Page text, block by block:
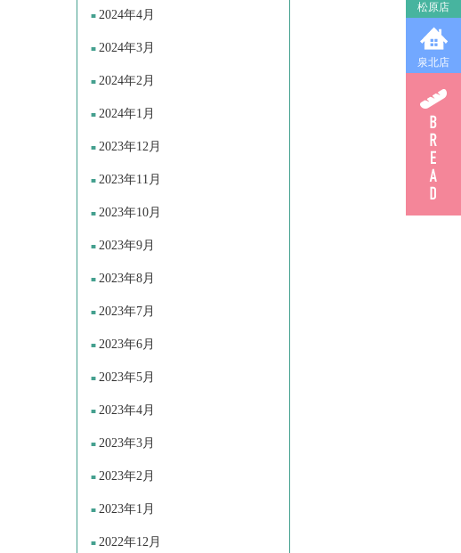
松原店
泉北店
2024年4月
2024年3月
2024年2月
2024年1月
2023年12月
2023年11月
2023年10月
2023年9月
2023年8月
2023年7月
2023年6月
2023年5月
2023年4月
2023年3月
2023年2月
2023年1月
2022年12月